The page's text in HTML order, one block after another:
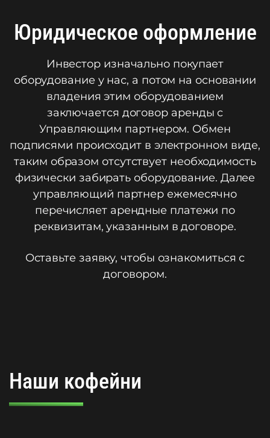
Юридическое оформление
Инвестор изначально покупает
оборудование у нас, а потом на основании
владения этим оборудованием
заключается договор аренды с
Управляющим партнером. Обмен
подписями происходит в электронном виде,
таким образом отсутствует необходимость
физически забирать оборудование. Далее
управляющий партнер ежемесячно
перечисляет арендные платежи по
реквизитам, указанным в договоре.
Оставьте заявку, чтобы ознакомиться с
договором.
Наши кофейни